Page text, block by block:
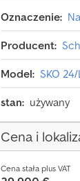
Oznaczenie:
Producent:
Model: SKO 24/
stan: używany
Cena i
Cena stała plus VAT